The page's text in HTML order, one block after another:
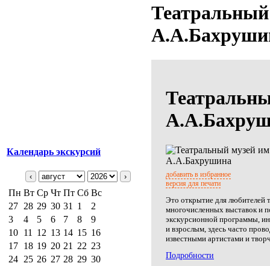
Календарь экскурсий
‹ ›
Пн Вт Ср Чт Пт Сб Вс
27 28 29 30 31 1
2
3
4 5 6 7 8
9
10 11 12 13 14 15 16
17 18 19 20 21 22 23
24 25 26 27 28 29 30
добавить в избранное
версия для печати
Это открытие для любителей
многочисленных выставок и
экскурсионной программы,
и взрослым, здесь часто
известными артистами и
Подробности